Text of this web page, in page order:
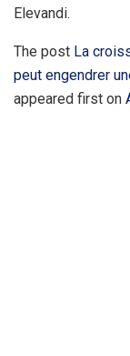
Elevandi.
The post La
peut engendrer
appeared first on